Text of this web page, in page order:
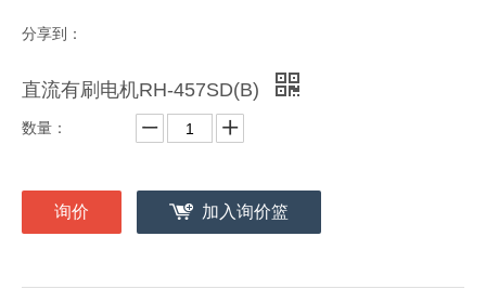
分享到：
直流有刷电机RH-457SD(B)
数量：
询价 加入询价篮